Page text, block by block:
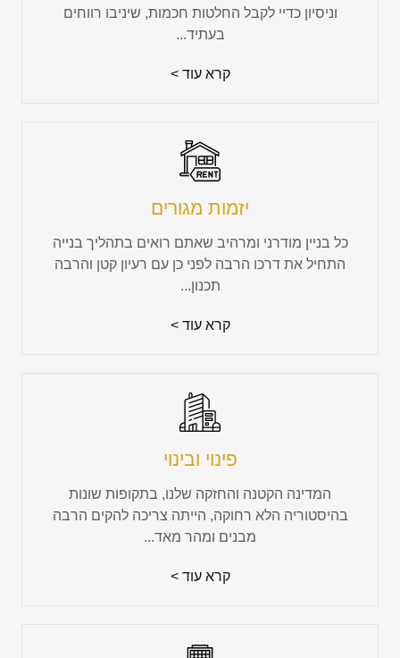
וניסיון כדיי לקבל החלטות חכמות, שיניבו רווחים
בעתיד...
קרא עוד >
יזמות מגורים
כל בניין מודרני ומרהיב שאתם רואים בתהליך בנייה
התחיל את דרכו הרבה לפני כן עם רעיון קטן והרבה
תכנון...
קרא עוד >
פינוי ובינוי
המדינה הקטנה והחזקה שלנו, בתקופות שונות
בהיסטוריה הלא רחוקה, הייתה צריכה להקים הרבה
מבנים ומהר מאד...
קרא עוד >